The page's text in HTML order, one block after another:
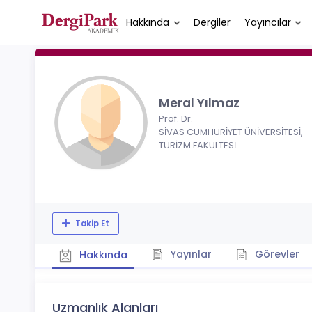
Hakkında Dergiler Yayıncılar
Meral Yılmaz
Prof. Dr.
SİVAS CUMHURİYET ÜNİVERSİTESİ,
TURİZM FAKÜLTESİ
Takip Et
Hakkında Yayınlar Görevler
Uzmanlık Alanları